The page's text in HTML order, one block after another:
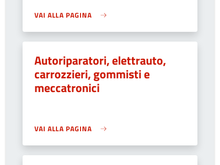
VAI ALLA PAGINA
Autoriparatori, elettrauto,
carrozzieri, gommisti e
meccatronici
VAI ALLA PAGINA